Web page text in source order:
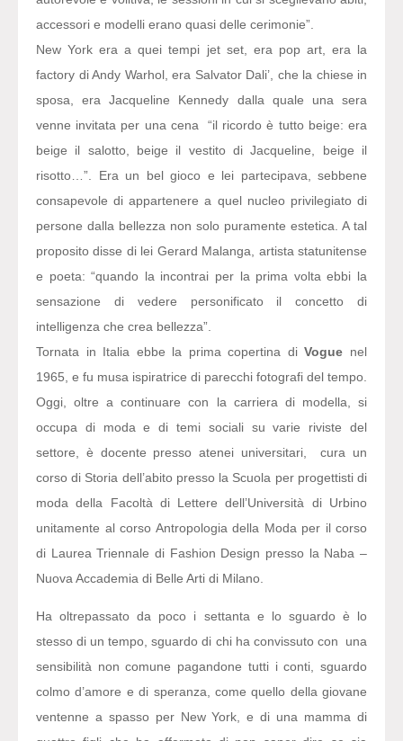
accessori e modelli erano quasi delle cerimonie”.
New York era a quei tempi jet set, era pop art, era la
factory di Andy Warhol, era Salvator Dali’, che la chiese in
sposa, era Jacqueline Kennedy dalla quale una sera
venne invitata per una cena “il ricordo è tutto beige: era
beige il salotto, beige il vestito di Jacqueline, beige il
risotto…”. Era un bel gioco e lei partecipava, sebbene
consapevole di appartenere a quel nucleo privilegiato di
persone dalla bellezza non solo puramente estetica. A tal
proposito disse di lei Gerard Malanga, artista statunitense
e poeta: “quando la incontrai per la prima volta ebbi la
sensazione di vedere personificato il concetto di
intelligenza che crea bellezza”.
Tornata in Italia ebbe la prima copertina diVogue nel
1965, e fu musa ispiratrice di parecchi fotografi del tempo.
Oggi, oltre a continuare con la carriera di modella, si
occupa di moda e di temi sociali su varie riviste del
settore, è docente presso atenei universitari, cura un
corso di Storia dell’abito presso la Scuola per progettisti di
moda della Facoltà di Lettere dell’Università di Urbino
unitamente al corso Antropologia della Moda per il corso
di Laurea Triennale di Fashion Design presso la Naba –
Nuova Accademia di Belle Arti di Milano.
Ha oltrepassato da poco i settanta e lo sguardo è lo
stesso di un tempo, sguardo di chi ha convissuto con una
sensibilità non comune pagandone tutti i conti, sguardo
colmo d’amore e di speranza, come quello della giovane
ventenne a spasso per New York, e di una mamma di